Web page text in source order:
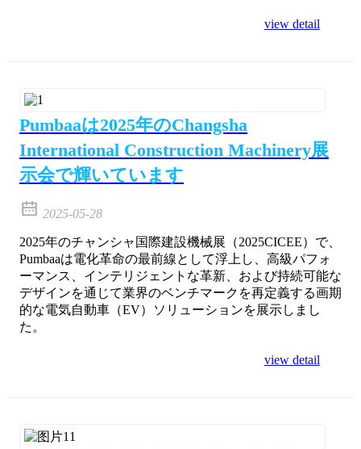
view detail
Pumbaaは2025年のChangsha
International Construction Machinery展
示会で輝いています
2025-05-28
2025年のチャンシャ国際建設機械展（2025CICEE）で、
Pumbaaは電化革命の最前線として浮上し、高級パフォ
ーマンス、インテリジェントな革新、および持続可能な
デザインを通じて業界のベンチマークを再定義する画期
的な電気自動車（EV）ソリューションを展示しまし
た。
view detail